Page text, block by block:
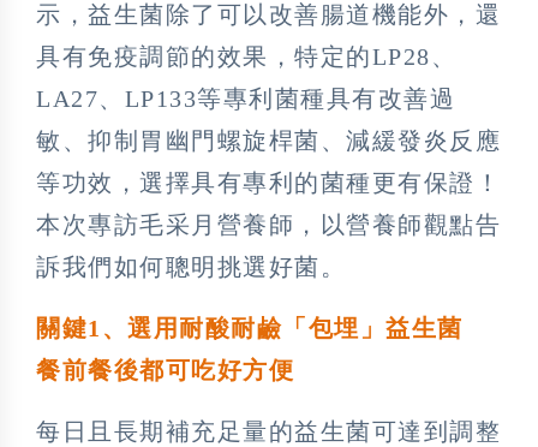
示，益生菌除了可以改善腸道機能外，還
具有免疫調節的效果，特定的LP28、
LA27、LP133等專利菌種具有改善過
敏、抑制胃幽門螺旋桿菌、減緩發炎反應
等功效，選擇具有專利的菌種更有保證！
本次專訪毛采月營養師，以營養師觀點告
訴我們如何聰明挑選好菌。
關鍵1、選用耐酸耐鹼「包埋」益生菌
餐前餐後都可吃好方便
每日且長期補充足量的益生菌可達到調整